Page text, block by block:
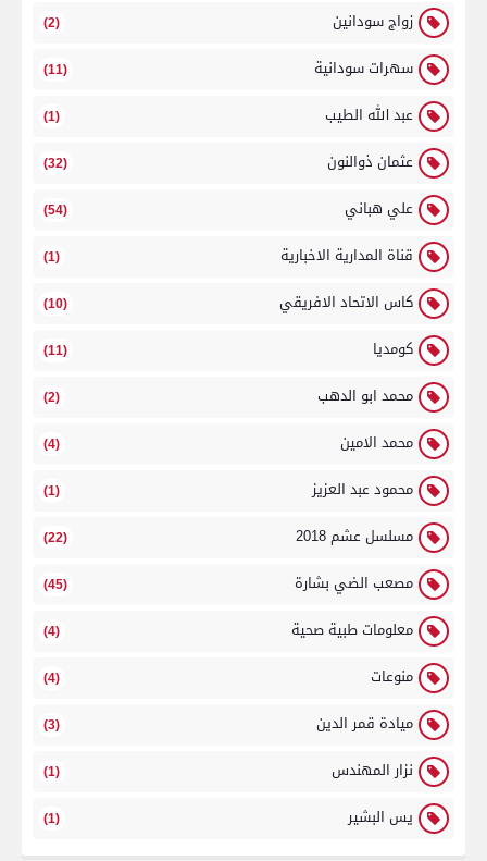
زواج سودانين (2)
سهرات سودانية (11)
عبد الله الطيب (1)
عثمان ذوالنون (32)
علي هباني (54)
قناة المدارية الاخبارية (1)
كاس الاتحاد الافريقي (10)
كومديا (11)
محمد ابو الدهب (2)
محمد الامين (4)
محمود عبد العزيز (1)
مسلسل عشم 2018 (22)
مصعب الضي بشارة (45)
معلومات طبية صحية (4)
منوعات (4)
ميادة قمر الدين (3)
نزار المهندس (1)
يس البشير (1)